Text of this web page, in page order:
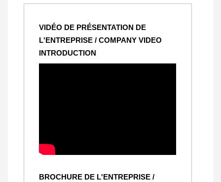
VIDÉO DE PRÉSENTATION DE
L'ENTREPRISE / COMPANY VIDEO
INTRODUCTION
BROCHURE DE L'ENTREPRISE /